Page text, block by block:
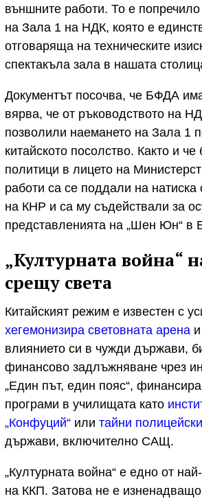
външните работи. То е
на Зала 1 на НДК, която е
отговаряща на техническите
спектакъла зала в нашата
Документът посочва, че БФДА
вярва, че от ръководството на
позволили наемането на Зала 1
китайското посолство. Както и че
политици в лицето на
работи са се поддали на натиска
на КНР и са му съдействали за
представленията на „Шен Юн“ в
„Културната война“
срещу света
Китайският режим е известен с
хегемонизира световната арена
влиянието си в чужди държави,
финансово задлъжняване чрез
„Един път, един пояс“,
програми в училищата като
„Конфуций“ или тайни
държави, включително САЩ.
„Културната война“ е едно от
на ККП. Затова не е